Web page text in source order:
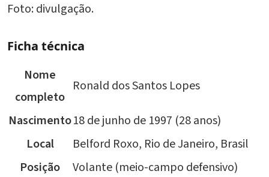
Foto: divulgação.
Ficha técnica
Nome
completo
Ronald dos Santos Lopes
Nascimento18 de junho de 1997 (28 anos)
Local
Belford Roxo, Rio de Janeiro, Brasil
Posição
Volante (meio-campo defensivo)